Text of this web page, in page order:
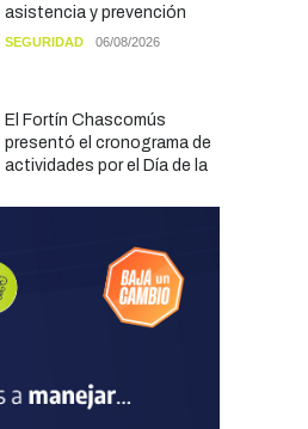
asistencia y prevención
SEGURIDAD 06/08/2026
El Fortín Chascomús
presentó el cronograma de
actividades por el Día de la
Francesco Squeo Lapun
fue recibido por Javier
Gastón tras su
Natación